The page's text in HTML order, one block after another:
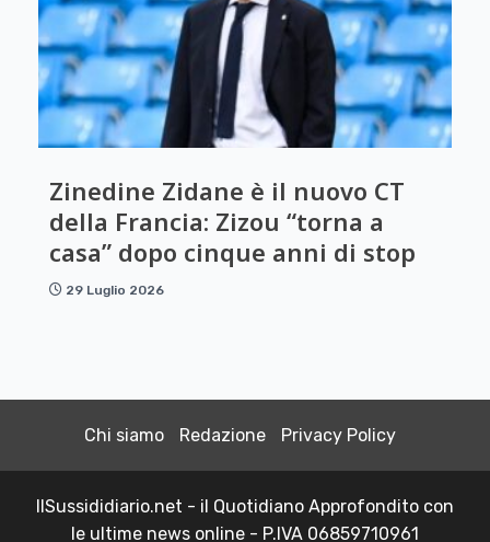
Zinedine Zidane è il nuovo CT
della Francia: Zizou “torna a
casa” dopo cinque anni di stop
29 Luglio 2026
Chi siamo Redazione Privacy Policy
IlSussididiario.net - il Quotidiano Approfondito con
le ultime news online - P.IVA 06859710961